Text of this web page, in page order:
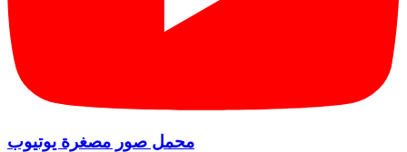
محمل صور مصغرة يوتيوب